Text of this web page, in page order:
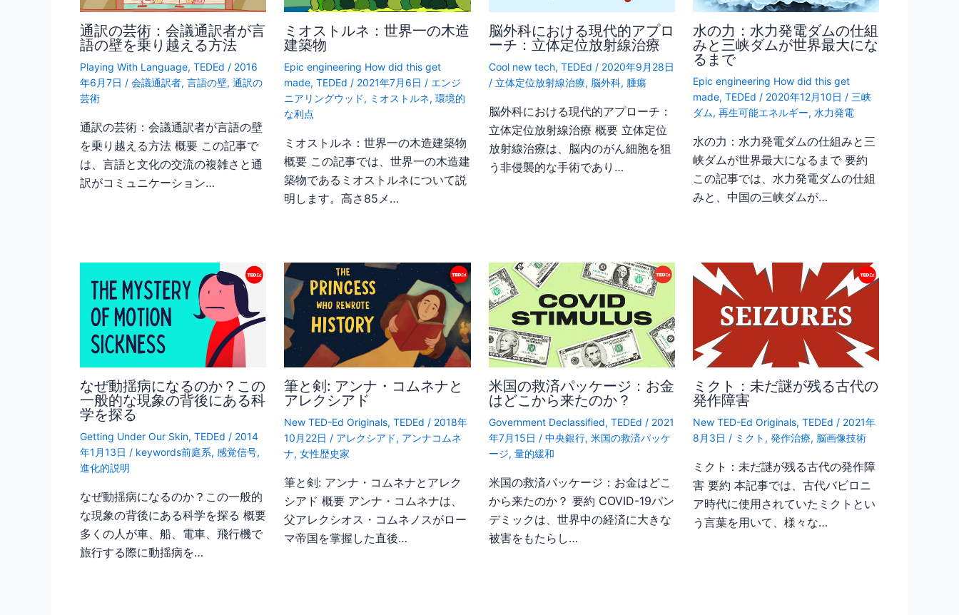
通訳の芸術：会議通訳者が言
語の壁を乗り越える方法
Playing With Language, TEDEd / 2016
年6月7日 / 会議通訳者, 言語の壁, 通訳の
芸術
通訳の芸術：会議通訳者が言語の壁
を乗り越える方法 概要 この記事で
は、言語と文化の交流の複雑さと通
訳がコミュニケーション…
ミオストルネ：世界一の木造
建築物
Epic engineering How did this get
made,TEDEd / 2021年7月6日 / エンジ
ニアリングウッド, ミオストルネ,環境的
な利点
ミオストルネ：世界一の木造建築物
概要 この記事では、世界一の木造建
築物であるミオストルネについて説
明します。高さ85メ…
脳外科における現代的アプロ
ーチ：立体定位放射線治療
Cool new tech, TEDEd / 2020年9月28日
/ 立体定位放射線治療, 脳外科, 腫瘍
脳外科における現代的アプローチ：
立体定位放射線治療 概要 立体定位
放射線治療は、脳内のがん細胞を狙
う非侵襲的な手術であり…
水の力：水力発電ダムの仕組
みと三峡ダムが世界最大にな
るまで
Epic engineering How did this get
made, TEDEd / 2020年12月10日 / 三峡
ダム, 再生可能エネルギー, 水力発電
水の力：水力発電ダムの仕組みと三
峡ダムが世界最大になるまで 要約
この記事では、水力発電ダムの仕組
みと、中国の三峡ダムが…
なぜ動揺病になるのか？この
一般的な現象の背後にある科
学を探る
Getting Under Our Skin, TEDEd / 2014
年1月13日 / keywords前庭系, 感覚信号,
進化的説明
なぜ動揺病になるのか？この一般的
な現象の背後にある科学を探る 概要
多くの人が車、船、電車、飛行機で
旅行する際に動揺病を…
筆と剣: アンナ・コムネナと
アレクシアド
New TED-Ed Originals,TEDEd / 2018年
10月22日 / アレクシアド, アンナコムネ
ナ,女性歴史家
筆と剣: アンナ・コムネナとアレク
シアド 概要 アンナ・コムネナは、
父アレクシオス・コムネノスがロー
マ帝国を掌握した直後…
米国の救済パッケージ：お金
はどこから来たのか？
Government Declassified, TEDEd / 2021
年7月15日 / 中央銀行, 米国の救済パッケ
ージ, 量的緩和
米国の救済パッケージ：お金はどこ
から来たのか？ 要約 COVID-19パン
デミックは、世界中の経済に大きな
被害をもたらし…
ミクト：未だ謎が残る古代の
発作障害
New TED-Ed Originals, TEDEd / 2021年
8月3日 / ミクト , 発作治療, 脳画像技術
ミクト：未だ謎が残る古代の発作障
害 要約 本記事では、古代バビロニ
ア時代に使用されていたミクトとい
う言葉を用いて、様々な…